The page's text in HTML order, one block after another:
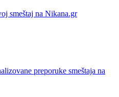
smeštaj na Nikana.gr
preporuke smeštaja na